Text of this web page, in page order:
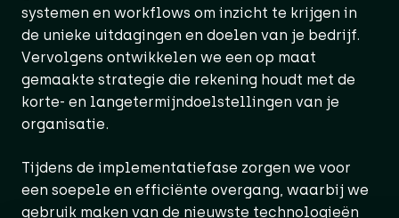
systemen en workflows om inzicht te krijgen in
de unieke uitdagingen en doelen van je bedrijf.
Vervolgens ontwikkelen we een op maat
gemaakte strategie die rekening houdt met de
korte- en langetermijndoelstellingen van je
organisatie.
Tijdens de implementatiefase zorgen we voor
een soepele en efficiënte overgang, waarbij we
gebruik maken van de nieuwste technologieën